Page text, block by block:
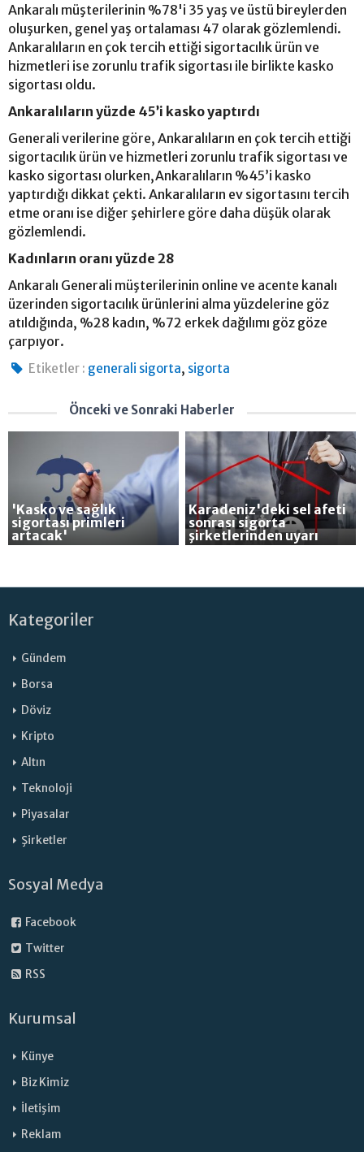
Ankaralı müşterilerinin %78'i 35 yaş ve üstü bireylerden
oluşurken, genel yaş ortalaması 47 olarak gözlemlendi.
Ankaralıların en çok tercih ettiği sigortacılık ürün ve
hizmetleri ise zorunlu trafik sigortası ile birlikte kasko
sigortası oldu.
Ankaralıların yüzde 45’i kasko yaptırdı
Generali verilerine göre, Ankaralıların en çok tercih ettiği
sigortacılık ürün ve hizmetleri zorunlu trafik sigortası ve
kasko sigortası olurken,Ankaralıların %45’i kasko
yaptırdığı dikkat çekti. Ankaralıların ev sigortasını tercih
etme oranı ise diğer şehirlere göre daha düşük olarak
gözlemlendi.
Kadınların oranı yüzde 28
Ankaralı Generali müşterilerinin online ve acente kanalı
üzerinden sigortacılık ürünlerini alma yüzdelerine göz
atıldığında, %28 kadın, %72 erkek dağılımı göz göze
çarpıyor.
Etiketler : generali sigorta, sigorta
Önceki ve Sonraki Haberler
'Kasko ve sağlık
sigortası primleri
artacak'
Karadeniz'deki sel afeti
sonrası sigorta
şirketlerinden uyarı
Kategoriler
Gündem
Borsa
Döviz
Kripto
Altın
Teknoloji
Piyasalar
Şirketler
Sosyal Medya
Facebook
Twitter
RSS
Kurumsal
Künye
Biz Kimiz
İletişim
Reklam